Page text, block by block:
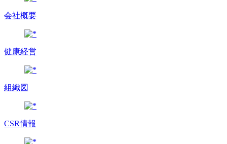
会社概要
健康経営
組織図
CSR情報